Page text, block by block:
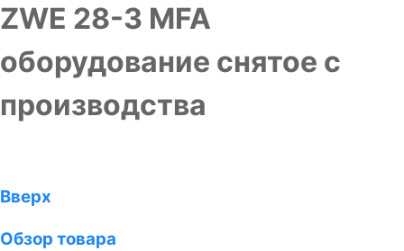
ZWE 28-3 MFA
оборудование снятое с
производства
Вверх
Обзор товара